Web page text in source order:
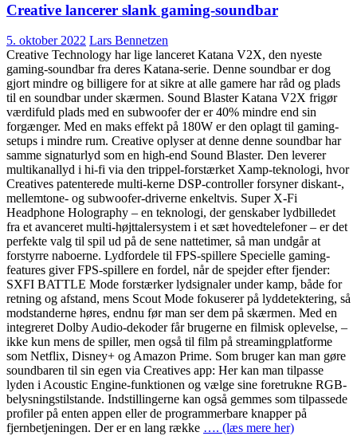
Creative lancerer slank gaming-soundbar
5. oktober 2022 Lars Bennetzen
Creative Technology har lige lanceret Katana V2X, den nyeste
gaming-soundbar fra deres Katana-serie. Denne soundbar er dog
gjort mindre og billigere for at sikre at alle gamere har råd og plads
til en soundbar under skærmen. Sound Blaster Katana V2X frigør
værdifuld plads med en subwoofer der er 40% mindre end sin
forgænger. Med en maks effekt på 180W er den oplagt til gaming-
setups i mindre rum. Creative oplyser at denne denne soundbar har
samme signaturlyd som en high-end Sound Blaster. Den leverer
multikanallyd i hi-fi via den trippel-forstærket Xamp-teknologi, hvor
Creatives patenterede multi-kerne DSP-controller forsyner diskant-,
mellemtone- og subwoofer-driverne enkeltvis. Super X-Fi
Headphone Holography – en teknologi, der genskaber lydbilledet
fra et avanceret multi-højttalersystem i et sæt hovedtelefoner – er det
perfekte valg til spil ud på de sene nattetimer, så man undgår at
forstyrre naboerne. Lydfordele til FPS-spillere Specielle gaming-
features giver FPS-spillere en fordel, når de spejder efter fjender:
SXFI BATTLE Mode forstærker lydsignaler under kamp, både for
retning og afstand, mens Scout Mode fokuserer på lyddetektering, så
modstanderne høres, endnu før man ser dem på skærmen. Med en
integreret Dolby Audio-dekoder får brugerne en filmisk oplevelse, –
ikke kun mens de spiller, men også til film på streamingplatforme
som Netflix, Disney+ og Amazon Prime. Som bruger kan man gøre
soundbaren til sin egen via Creatives app: Her kan man tilpasse
lyden i Acoustic Engine-funktionen og vælge sine foretrukne RGB-
belysningstilstande. Indstillingerne kan også gemmes som tilpassede
profiler på enten appen eller de programmerbare knapper på
fjernbetjeningen. Der er en lang række …. (læs mere her)